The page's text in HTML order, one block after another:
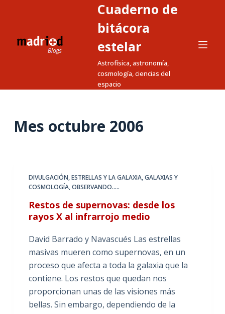
a
Cuaderno de
bitácora
estelar
Astrofísica, astronomía,
cosmología, ciencias del
espacio
Mes octubre 2006
DIVULGACIÓN,ESTRELLAS Y LA GALAXIA,GALAXIAS Y
COSMOLOGÍA,OBSERVANDO.....
Restos de supernovas: desde los
rayos X al infrarrojo medio
David Barrado y Navascués Las estrellas
masivas mueren como supernovas, en un
proceso que afecta a toda la galaxia que la
contiene. Los restos que quedan nos
proporcionan unas de las visiones más
bellas. Sin embargo, dependiendo de la